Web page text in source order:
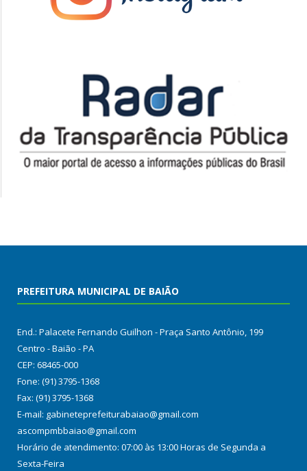
PREFEITURA MUNICIPAL DE BAIÃO
End.: Palacete Fernando Guilhon - Praça Santo Antônio, 199
Centro - Baião - PA
CEP: 68465-000
Fone: (91) 3795-1368
Fax: (91) 3795-1368
E-mail: gabineteprefeiturabaiao@gmail.com
ascompmbbaiao@gmail.com
Horário de atendimento: 07:00 às 13:00 Horas de Segunda a
Sexta-Feira